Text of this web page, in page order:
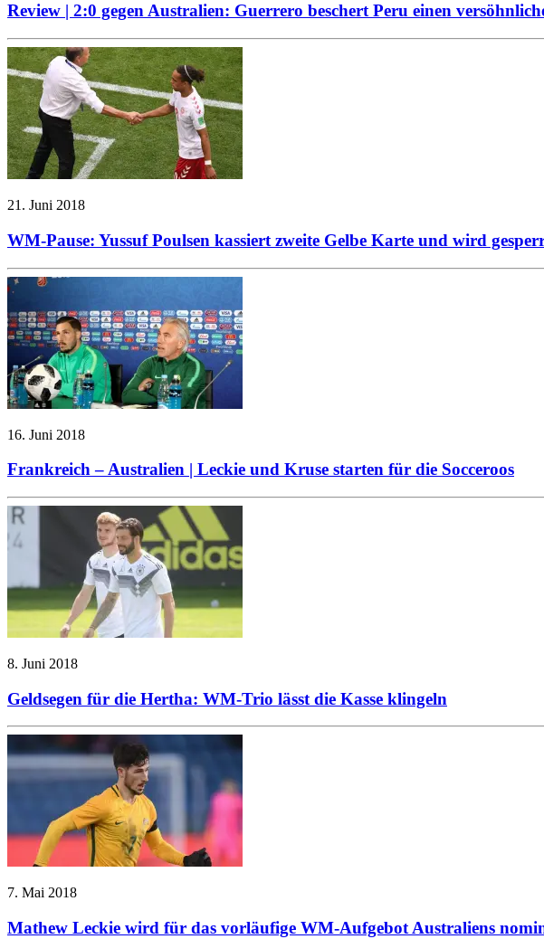
Review | 2:0 gegen Australien: Guerrero beschert Peru einen
21. Juni 2018
WM-Pause: Yussuf Poulsen kassiert zweite Gelbe Karte und wird
16. Juni 2018
Frankreich – Australien | Leckie und Kruse starten für die Socceroos
8. Juni 2018
Geldsegen für die Hertha: WM-Trio lässt die Kasse klingeln
7. Mai 2018
Mathew Leckie wird für das vorläufige WM-Aufgebot Australiens